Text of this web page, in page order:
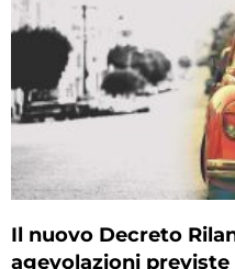
Il nuovo Decreto
agevolazioni previste